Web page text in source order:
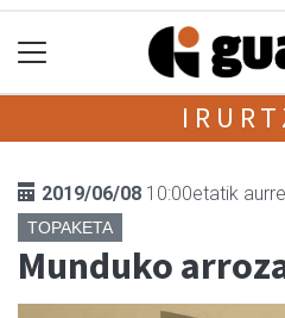
2019/06/08 10:00etatik
TOPAKETA
Munduko